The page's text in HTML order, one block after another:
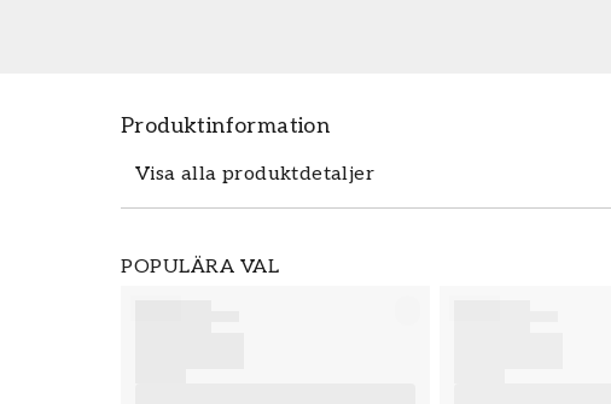
Produktinformation
Visa alla produktdetaljer
POPULÄRA VAL